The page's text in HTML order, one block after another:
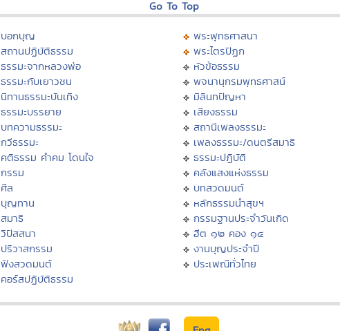
Go To Top
บอกบุญ
สถานปฏิบัติธรรม
ธรรมะจากหลวงพ่อ
ธรรมะกับเยาวชน
นิทานธรรมะบันเทิง
ธรรมะบรรยาย
บทความธรรมะ
กวีธรรมะ
คติธรรม คำคม โดนใจ
กรรม
ศีล
บุญทาน
สมาธิ
วิปัสสนา
ปริวาสกรรม
ฟังสวดมนต์
คอร์สปฏิบัติธรรม
พระพุทธศาสนา
พระไตรปิฏก
หัวข้อธรรม
พจนานุกรมพุทธศาสน์
มิลินทปัญหา
เสียงธรรม
สถานีเพลงธรรมะ
เพลงธรรมะ/ดนตรีสมาธิ
ธรรมะปฏิบัติ
คลังแสงแห่งธรรม
บทสวดมนต์
หลักธรรมนำสุขฯ
กรรมฐานประจำวันเกิด
ฮีต ๑๒ คอง ๑๔
งานบุญประจำปี
ประเพณีทั่วไทย